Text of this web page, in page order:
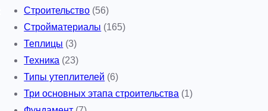
Строительство (56)
Стройматериалы (165)
Теплицы (3)
Техника (23)
Типы утеплителей (6)
Три основных этапа строительства (1)